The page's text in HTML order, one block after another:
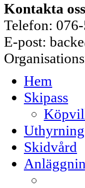
Kontakta oss
Telefon:
E-post:
Hem
Skipass
Uthyrning
Skidvård